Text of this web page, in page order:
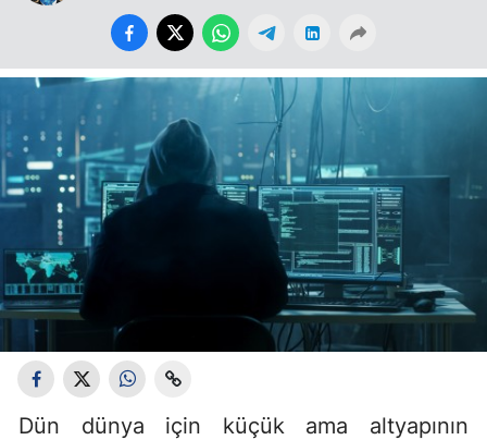
Dün dünya için küçük ama altyapının